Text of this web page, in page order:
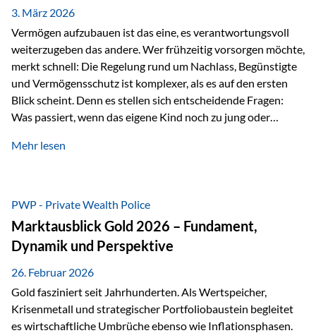
Zinsen, Dividenden und Kursgewinne werden laufend
besteuert.
3. März 2026
Vermögen aufzubauen ist das eine, es verantwortungsvoll
weiterzugeben das andere. Wer frühzeitig vorsorgen möchte,
merkt schnell: Die Regelung rund um Nachlass, Begünstigte
und Vermögensschutz ist komplexer, als es auf den ersten
Blick scheint. Denn es stellen sich entscheidende Fragen:
Was passiert, wenn das eigene Kind noch zu jung oder
verwalten? Wie kann verhindert werden, dass Ex-Partner,
unbürokratisch übertragen, ohne ausschließlich auf ein
Testament angewiesen zu sein? Wenn klassische Lösungen
nicht ausreichen Traditionelle Nachlassregelungen stoßen
oft…
Mehr lesen
PWP - Private Wealth Police
Marktausblick Gold 2026 – Fundament,
Dynamik und Perspektive
26. Februar 2026
Gold fasziniert seit Jahrhunderten. Als Wertspeicher,
Krisenmetall und strategischer Portfoliobaustein begleitet
es wirtschaftliche Umbrüche ebenso wie Inflationsphasen.